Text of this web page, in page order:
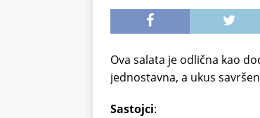
Ova salata je odlična kao
jednostavna, a ukus
Sastojci: